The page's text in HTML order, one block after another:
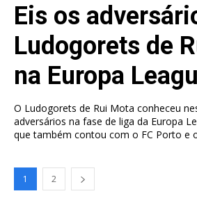
Eis os
Ludogorets de
na Europa
O Ludogorets de Rui Mota conheceu
adversários na fase de liga da Europa
que também contou com o FC Porto e
1 2